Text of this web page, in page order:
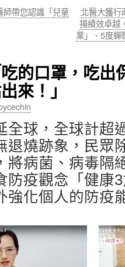
師帶您認識「兒童
北醫大獲行
揚績效卓越
業」、5度蟬
的口罩，吃出
來！」
全球，全球計超
退燒跡象，民眾
將病菌、病毒隔
防疫觀念「健康
強化個人的防疫